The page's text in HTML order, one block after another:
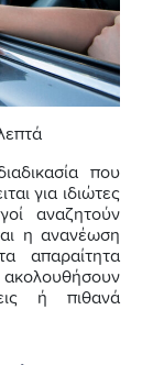
που
για ιδιώτες
αναζητούν
η ανανέωση
απαραίτητα
ή πιθανά